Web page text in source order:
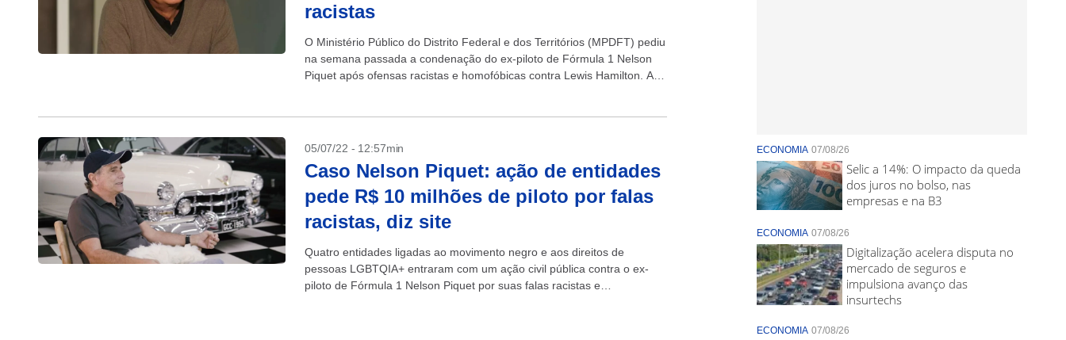
racistas
O Ministério Público do Distrito Federal e dos Territórios (MPDFT) pediu
na semana passada a condenação do ex-piloto de Fórmula 1 Nelson
Piquet após ofensas racistas e homofóbicas contra Lewis Hamilton. A
05/07/22 - 12:57min
Caso Nelson Piquet: ação de entidades
pede R$ 10 milhões de piloto por falas
racistas, diz site
Quatro entidades ligadas ao movimento negro e aos direitos de
pessoas LGBTQIA+ entraram com um ação civil pública contra o ex-
piloto de Fórmula 1 Nelson Piquet por suas falas racistas e
ECONOMIA 07/08/26
Selic a 14%: O impacto da queda
dos juros no bolso, nas
empresas e na B3
ECONOMIA 07/08/26
Digitalização acelera disputa no
mercado de seguros e
impulsiona avanço das
insurtechs
ECONOMIA 07/08/26